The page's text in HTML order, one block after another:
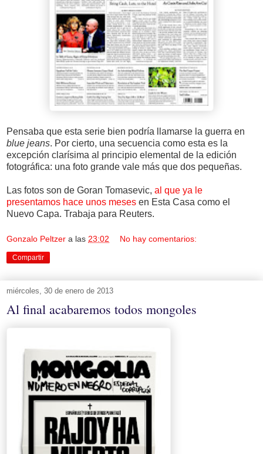
Pensaba que esta serie bien podría llamarse la guerra en
blue jeans. Por cierto, una secuencia como esta es la
excepción clarísima al principio elemental de la edición
fotográfica: una foto grande vale más que dos pequeñas.
Las fotos son de Goran Tomasevic, al que ya le
presentamos hace unos meses en Esta Casa como el
Nuevo Capa. Trabaja para Reuters.
Gonzalo Peltzer a las 23:02 No hay comentarios:
Compartir
miércoles, 30 de enero de 2013
Al final acabaremos todos mongoles